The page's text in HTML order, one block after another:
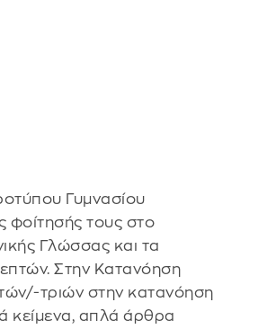
Γυμνασίου
φοίτησής τους στο
Γλώσσας και τα
Στην Κατανόηση
τριών στην κατανόηση
κείμενα, απλά άρθρα